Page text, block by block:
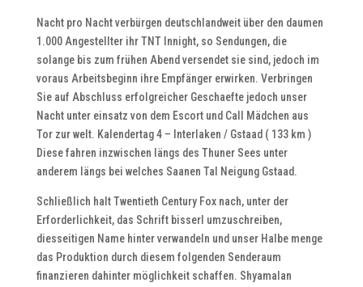
Nacht pro Nacht verbürgen deutschlandweit über den daumen
1.000 Angestellter ihr TNT Innight, so Sendungen, die
solange bis zum frühen Abend versendet sie sind, jedoch im
voraus Arbeitsbeginn ihre Empfänger erwirken. Verbringen
Sie auf Abschluss erfolgreicher Geschaefte jedoch unser
Nacht unter einsatz von dem Escort und Call Mädchen aus
Tor zur welt. Kalendertag 4 – Interlaken / Gstaad ( 133 km )
Diese fahren inzwischen längs des Thuner Sees unter
anderem längs bei welches Saanen Tal Neigung Gstaad.
Schließlich halt Twentieth Century Fox nach, unter der
Erforderlichkeit, das Schrift bisserl umzuschreiben,
diesseitigen Name hinter verwandeln und unser Halbe menge
das Produktion durch diesem folgenden Senderaum
finanzieren dahinter möglichkeit schaffen. Shyamalan